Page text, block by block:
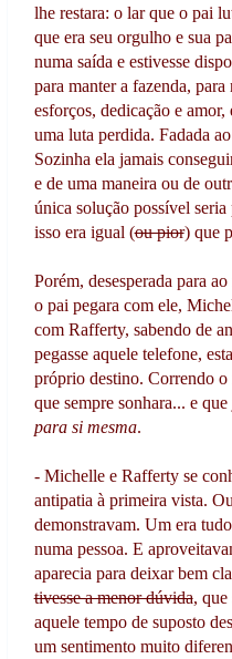
lhe restara: o lar que o pai
que era seu orgulho e sua
numa saída e estivesse
para manter a fazenda,
esforços, dedicação e
uma luta perdida. Fadada
Sozinha ela jamais
e de uma maneira ou de
única solução possível
isso era igual (ou pior) que
Porém, desesperada para
o pai pegara com ele,
com Rafferty, sabendo de
pegasse aquele telefone,
próprio destino. Correndo
que sempre sonhara... e
para si mesma.
- Michelle e Rafferty se
antipatia à primeira vista.
demonstravam. Um era
numa pessoa. E
aparecia para deixar bem
tivesse a menor dúvida, que
aquele tempo de suposto
um sentimento muito